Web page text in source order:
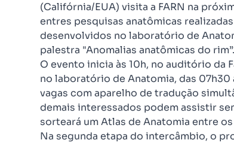
(Califórnia/EUA) visita a FARN na
entres pesquisas anatômicas
desenvolvidos no laboratório de
palestra "Anomalias anatômicas do rim”.
O evento inicia às 10h, no auditório da
no laboratório de Anatomia, das 07h30
vagas com aparelho de tradução
demais interessados podem assistir
sorteará um Atlas de Anatomia entre
Na segunda etapa do intercâmbio, o